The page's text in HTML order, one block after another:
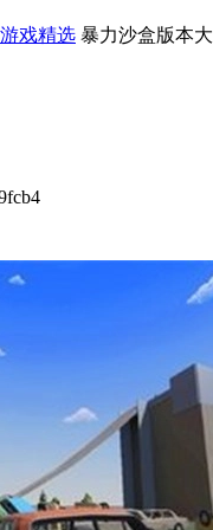
戏精选 暴力沙盒版本